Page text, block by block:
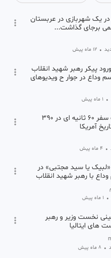
در یک شهربازی در عربستان
• 12 ماه پیش
پیکر رهبر شهید انقلاب
به مراسم وداع در جوار ح ویدیوهای
• 1 ماه پیش
⭕️یک سفر ۶۰ ثانیه ای در ۳۹۰
آمریکا
• 4 ماه پیش
یا سید مجتبی» در
با رهبر شهید انقلاب
• 1 ماه پیش
نخست وزیر و رهبر
های ایتالیا
• 8 ماه پیش